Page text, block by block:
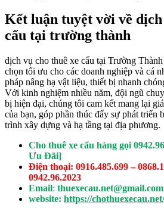
Kết luận tuyệt vời về dịch
cẩu tại trường thành
dịch vụ cho thuê xe cẩu tại Trường
chọn tối ưu cho các doanh nghiệp và cá
pháp nâng hạ vật liệu, thiết bị nhanh
Với kinh nghiệm nhiều năm, đội ngũ
bị hiện đại, chúng tôi cam kết mang lại
của bạn, góp phần thúc đẩy sự phát triển
trình xây dựng và hạ tầng tại địa phương.
Cho thuê xe cẩu hàng gọi
Ưu Đãi]
Điện thoại: 0916.485.699 –
0942.96.2023
Email: thuexecau.net@gmail.com
website: https://chothuexecau.net/